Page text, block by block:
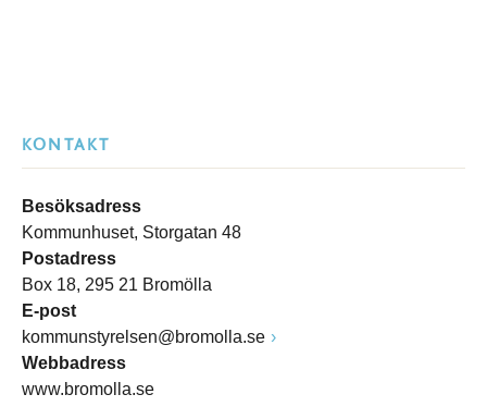
KONTAKT
Besöksadress
Kommunhuset, Storgatan 48
Postadress
Box 18, 295 21 Bromölla
E-post
kommunstyrelsen@bromolla.se
Webbadress
www.bromolla.se